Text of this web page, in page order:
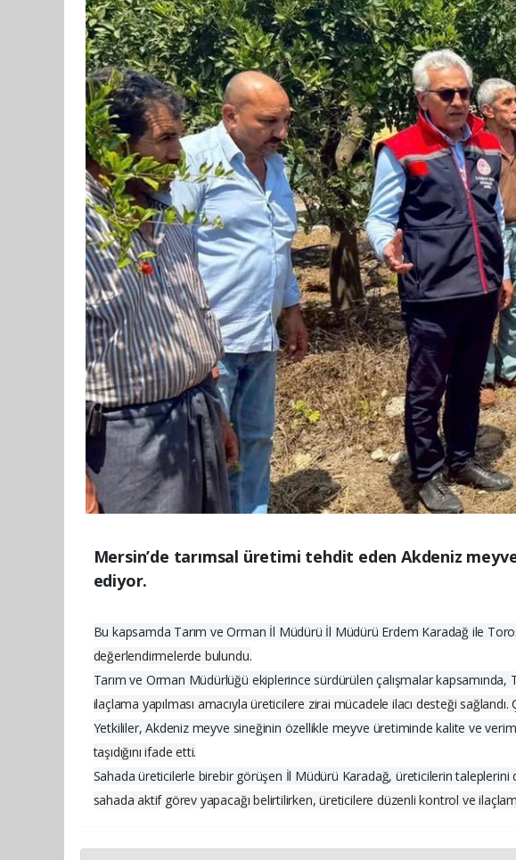
Mersin’de tarımsal üretimi tehdit eden Akdeniz
ediyor.
Bu kapsamda Tarım ve Orman İl Müdürü İl Müdürü Erdem Karadağ ile
değerlendirmelerde bulundu.
Tarım ve Orman Müdürlüğü ekiplerince sürdürülen çalışmalar
ilaçlama yapılması amacıyla üreticilere zirai mücadele ilacı desteği
Yetkililer, Akdeniz meyve sineğinin özellikle meyve üretiminde kalite ve
taşıdığını ifade etti.
Sahada üreticilerle birebir görüşen İl Müdürü Karadağ, üreticilerin
sahada aktif görev yapacağı belirtilirken, üreticilere düzenli kontrol ve